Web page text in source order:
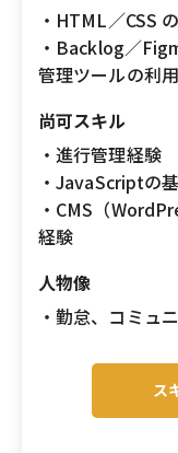
・HTML／CSS
・Backlog／
管理ツールの利
尚可スキル
・進行管理経験
・JavaScriptの
・CMS（
経験
人物像
・勤怠、コミュ
ス